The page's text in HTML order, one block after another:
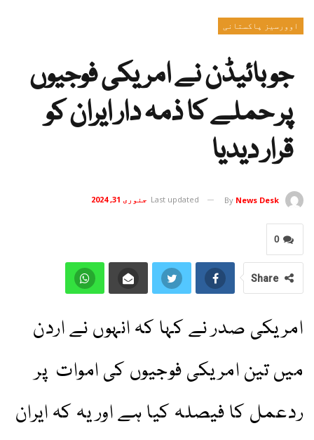
اوورسیز پاکستانی
جوبائیڈن نے امریکی فوجیوں
پر حملے کا ذمہ دار ایران کو
قرار دیدیا
By News Desk
Last updated جنوری 31, 2024
0
Share
امریکی صدر نے کہا کہ انہوں نے اردن
میں تین امریکی فوجیوں کی اموات پر
ردعمل کا فیصلہ کیا ہے اور یہ کہ ایران